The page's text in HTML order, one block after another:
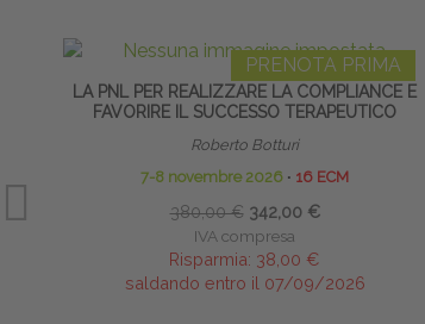
PRENOTA PRIMA
LA PNL PER REALIZZARE LA COMPLIANCE E
FAVORIRE IL SUCCESSO TERAPEUTICO
Roberto Botturi
7-8 novembre 2026 ∙ 16 ECM
380,00 € 342,00 €
IVA compresa
Risparmia: 38,00 €
saldando entro il 07/09/2026